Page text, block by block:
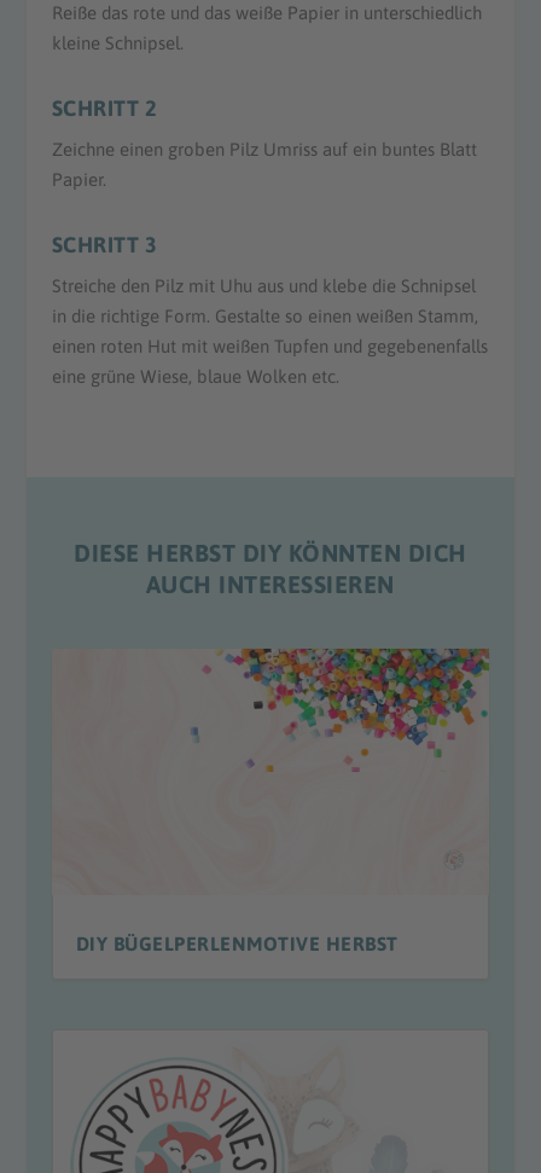
Reiße das rote und das weiße Papier in unterschiedlich
kleine Schnipsel.
SCHRITT 2
Zeichne einen groben Pilz Umriss auf ein buntes Blatt
Papier.
SCHRITT 3
Streiche den Pilz mit Uhu aus und klebe die Schnipsel
in die richtige Form. Gestalte so einen weißen Stamm,
einen roten Hut mit weißen Tupfen und gegebenenfalls
eine grüne Wiese, blaue Wolken etc.
DIESE HERBST DIY KÖNNTEN DICH
AUCH INTERESSIEREN
DIY BÜGELPERLENMOTIVE HERBST